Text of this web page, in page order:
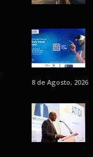
8 de Agosto, 2026